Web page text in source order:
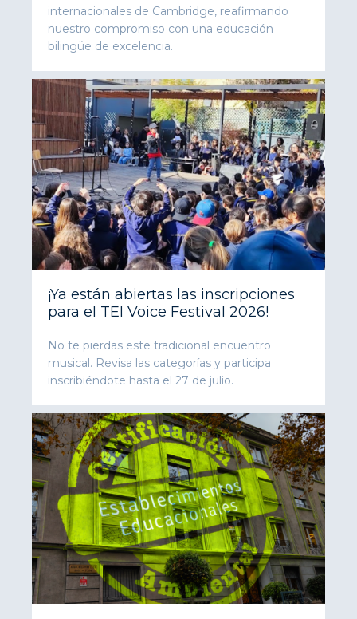
internacionales de Cambridge, reafirmando
nuestro compromiso con una educación
bilingüe de excelencia.
¡Ya están abiertas las inscripciones
para el TEI Voice Festival 2026!
No te pierdas este tradicional encuentro
musical. Revisa las categorías y participa
inscribiéndote hasta el 27 de julio.